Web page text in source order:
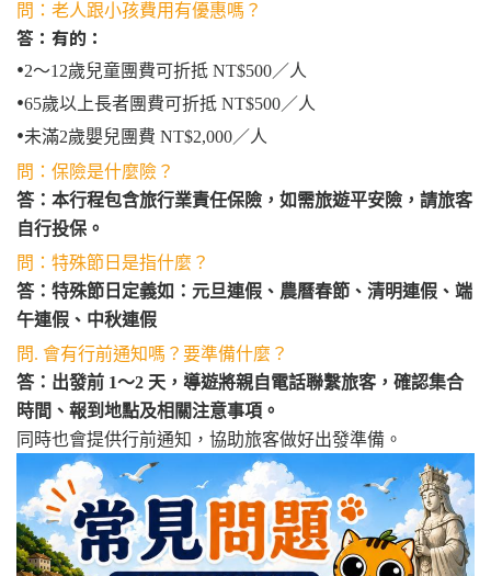
問：老人跟小孩費用有優惠嗎？
答：有的：
•2～12歲兒童團費可折抵 NT$500／人
•65歲以上長者團費可折抵 NT$500／人
•未滿2歲嬰兒團費 NT$2,000／人
問：保險是什麼險？
答：本行程包含旅行業責任保險， 如需旅遊平安險，請旅客
自行投保。
問：特殊節日是指什麼？
答：特殊節日定義如： 元旦連假 、 農曆春節 、 清明連假 、 端
午連假 、 中秋連假
問. 會有行前通知嗎？要準備什麼？
答：出發前 1～2 天，導遊將親自電話聯繫旅客，確認集合
時間、報到地點及相關注意事項。
同時也會提供行前通知，協助旅客做好出發準備。